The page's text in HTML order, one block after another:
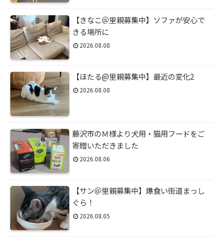
【きなこ＠里親募集中】ソファが安心で
きる場所に
2026.08.08
【ほたる@里親募集中】最近の変化2
2026.08.08
藤沢市のＭ様より犬用・猫用フードをご
寄贈いただきました
2026.08.06
【サン＠里親募集中】爆食い街道まっし
ぐら！
2026.08.05